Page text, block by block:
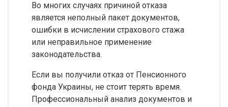
Во многих случаях причиной отказа
является неполный пакет документов,
ошибки в исчислении страхового стажа
или неправильное применение
законодательства.
Если вы получили отказ от Пенсионного
фонда Украины, не стоит терять время.
Профессиональный анализ документов и